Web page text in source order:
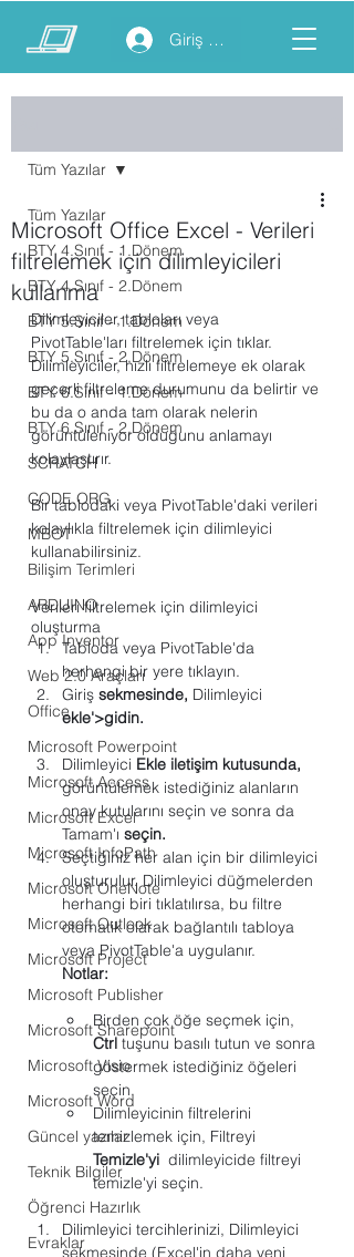
Giriş yap
Tüm Yazılar
BTY 4.Sınıf - 1.Dönem
BTY 4.Sınıf - 2.Dönem
BTY 5.Sınıf - 1.Dönem
BTY 5.Sınıf - 2.Dönem
BTY 6.Sınıf - 1.Dönem
BTY 6.Sınıf - 2.Dönem
SCRATCH
CODE.ORG
MBOT
Bilişim Terimleri
ARDUINO
App Inventor
Web 2.0 Araçları
Office
Microsoft Powerpoint
Microsoft Access
Microsoft Excel
Microsoft InfoPath
Microsoft OneNote
Microsoft Outlook
Microsoft Project
Microsoft Publisher
Microsoft Sharepoint
Microsoft Visio
Microsoft Word
Güncel yazılar
Teknik Bilgiler
Öğrenci Hazırlık
Evraklar
Tüm Yazılar
Microsoft Office Excel - Verileri
filtrelemek için dilimleyicileri
kullanma
Dilimleyiciler, tabloları veya
PivotTable'ları filtrelemek için tıklar.
Dilimleyiciler, hızlı filtrelemeye ek olarak
geçerli filtreleme durumunu da belirtir ve
bu da o anda tam olarak nelerin
görüntüleniyor olduğunu anlamayı
kolaylaştırır.
Bir tablodaki veya PivotTable'daki verileri
kolaylıkla filtrelemek için dilimleyici
kullanabilirsiniz.
Verileri filtrelemek için dilimleyici
oluşturma
Tabloda veya PivotTable'da
herhangi bir yere tıklayın.
Giriş sekmesinde, Dilimleyici
ekle'>gidin.
Dilimleyici Ekle iletişim kutusunda,
görüntülemek istediğiniz alanların
onay kutularını seçin ve sonra da
Tamam'ı seçin.
Seçtiğiniz her alan için bir dilimleyici
oluşturulur. Dilimleyici düğmelerden
herhangi biri tıklatılırsa, bu filtre
otomatik olarak bağlantılı tabloya
veya PivotTable'a uygulanır.
Notlar:
Birden çok öğe seçmek için,
Ctrl tuşunu basılı tutun ve sonra
göstermek istediğiniz öğeleri
seçin.
Dilimleyicinin filtrelerini
temizlemek için, Filtreyi
Temizle'yi
  dilimleyicide filtreyi
temizle'yi seçin.
Dilimleyici tercihlerinizi, Dilimleyici
sekmesinde (Excel'in daha yeni